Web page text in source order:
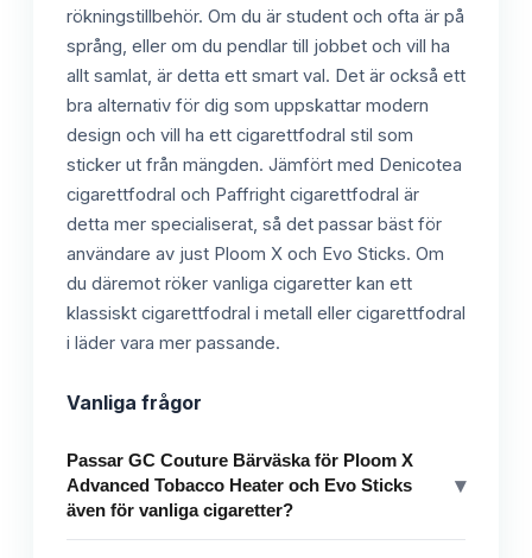
rökningstillbehör. Om du är student och ofta är på
språng, eller om du pendlar till jobbet och vill ha
allt samlat, är detta ett smart val. Det är också ett
bra alternativ för dig som uppskattar modern
design och vill ha ett cigarettfodral stil som
sticker ut från mängden. Jämfört med Denicotea
cigarettfodral och Paffright cigarettfodral är
detta mer specialiserat, så det passar bäst för
användare av just Ploom X och Evo Sticks. Om
du däremot röker vanliga cigaretter kan ett
klassiskt cigarettfodral i metall eller cigarettfodral
i läder vara mer passande.
Vanliga frågor
Passar GC Couture Bärväska för Ploom X
Advanced Tobacco Heater och Evo Sticks
även för vanliga cigaretter?
▾